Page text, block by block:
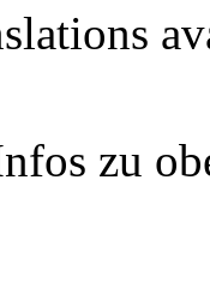
zu